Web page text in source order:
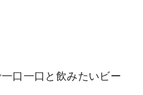
口一口と飲みたいビー